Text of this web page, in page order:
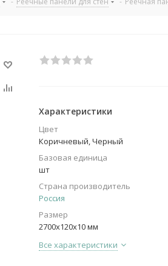
Характеристики
Цвет
Коричневый, Черный
Базовая единица
шт
Страна производитель
Россия
Размер
2700х120х10 мм
Все характеристики